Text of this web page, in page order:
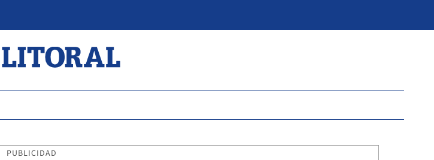
PUBLICIDAD